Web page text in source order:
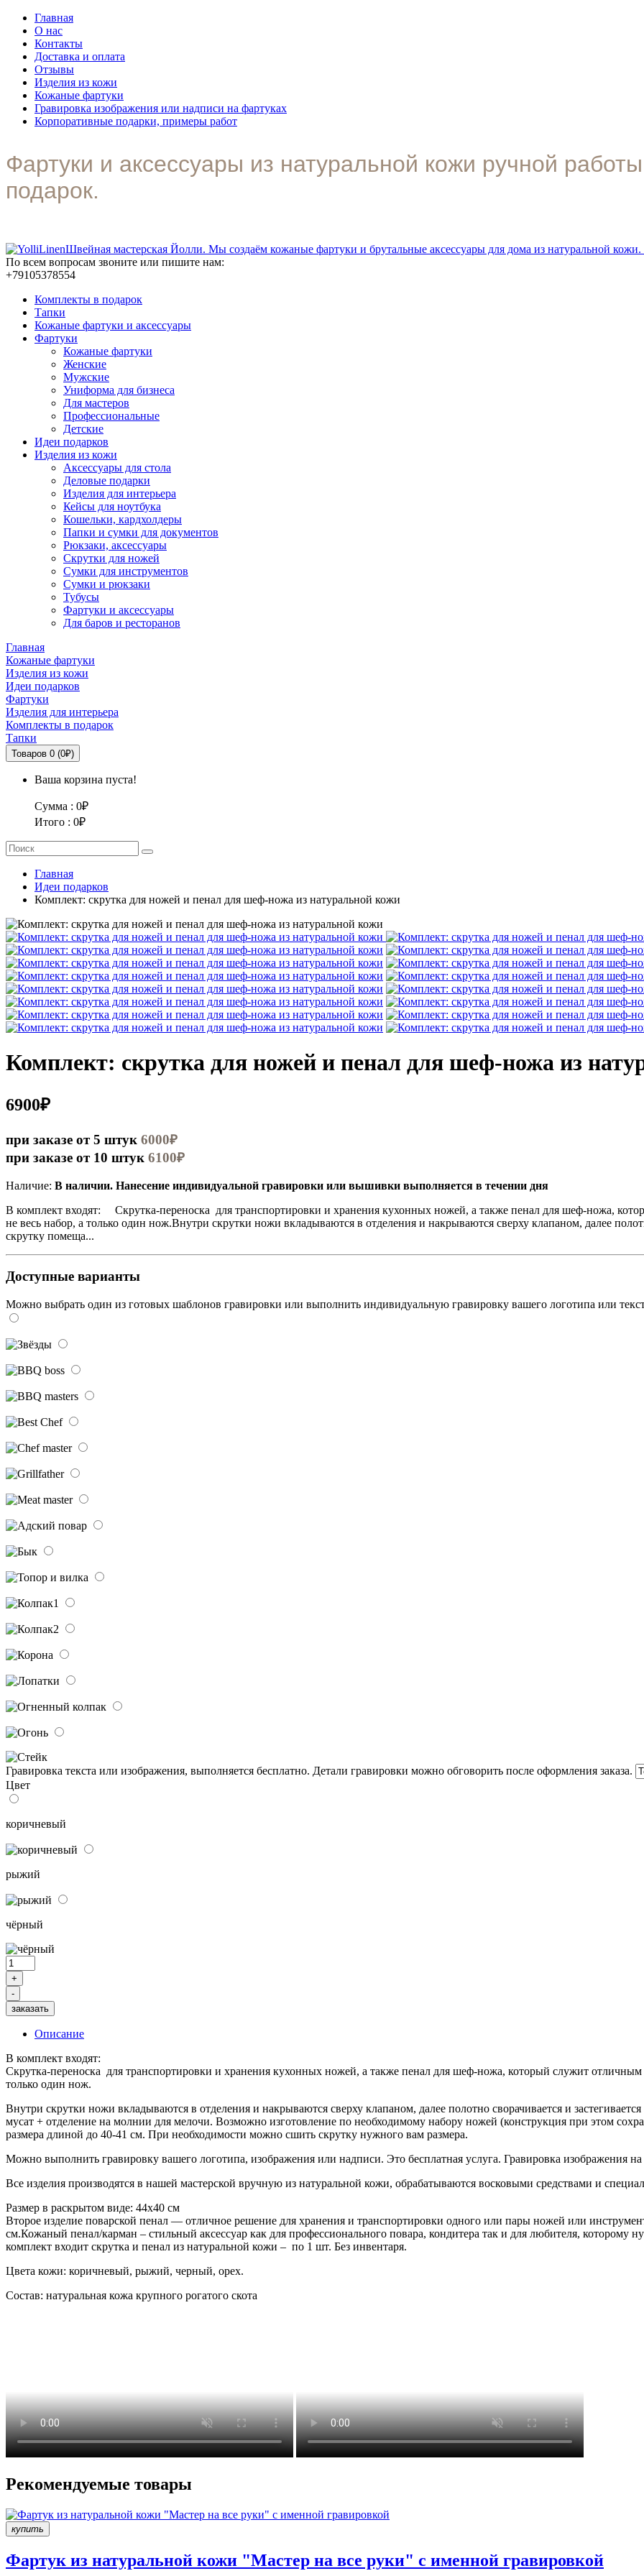
Главная
О нас
Контакты
Доставка и оплата
Отзывы
Изделия из кожи
Кожаные фартуки
Гравировка изображения или надписи на фартуках
Корпоративные подарки, примеры работ
Фартуки и аксессуары из натуральной кожи ручной
подарок.
Швейная мастерская Йолли. Мы создаём кожаные фартуки и брутальные аксессуары для дома из натуральной
По всем вопросам звоните или пишите нам:
+79105378554
Комплекты в подарок
Тапки
Кожаные фартуки и аксессуары
Фартуки
Кожаные фартуки
Женские
Мужские
Униформа для бизнеса
Для мастеров
Профессиональные
Детские
Идеи подарков
Изделия из кожи
Аксессуары для стола
Деловые подарки
Изделия для интерьера
Кейсы для ноутбука
Кошельки, кардхолдеры
Папки и сумки для документов
Рюкзаки, аксессуары
Скрутки для ножей
Сумки для инструментов
Сумки и рюкзаки
Тубусы
Фартуки и аксессуары
Для баров и ресторанов
Главная
Кожаные фартуки
Изделия из кожи
Идеи подарков
Фартуки
Изделия для интерьера
Комплекты в подарок
Тапки
Товаров 0 (0₽)
Ваша корзина пуста!
Сумма : 0₽
Итого : 0₽
Главная
Идеи подарков
Комплект: скрутка для ножей и пенал для шеф-ножа из натуральной кожи
Комплект: скрутка для ножей и пенал для шеф-ножа из
6900₽
при заказе от 5 штук 6000₽
при заказе от 10 штук 6100₽
Наличие: В наличии. Нанесение индивидуальной гравировки или вышивки выполняется в течении дня
В комплект входят: Скрутка-переноска для транспортировки и хранения кухонных ножей, а также пенал для шеф-ножа,
не весь набор, а только один нож.Внутри скрутки ножи вкладываются в отделения и накрываются сверху клапаном, далее
скрутку помеща...
Доступные варианты
Можно выбрать один из готовых шаблонов гравировки или выполнить индивидуальную гравировку вашего логотипа или
Гравировка текста или изображения, выполняется бесплатно. Детали гравировки можно обговорить после оформления заказа.
Цвет
коричневый
рыжий
чёрный
заказать
Описание
В комплект входят:
Скрутка-переноска для транспортировки и хранения кухонных ножей, а также пенал для шеф-ножа, который служит отличным
только один нож.
Внутри скрутки ножи вкладываются в отделения и накрываются сверху клапаном, далее полотно сворачивается и
мусат + отделение на молнии для мелочи. Возможно изготовление по необходимому набору ножей (конструкция при этом
размера длиной до 40-41 см. При необходимости можно сшить скрутку нужного вам размера.
Можно выполнить гравировку вашего логотипа, изображения или надписи. Это бесплатная услуга. Гравировка изображения
Все изделия производятся в нашей мастерской вручную из натуральной кожи, обрабатываются восковыми средствами и
Размер в раскрытом виде: 44х40 см
Второе изделие поварской пенал — отличное решение для хранения и транспортировки одного или пары ножей или
см.Кожаный пенал/карман – стильный аксессуар как для профессионального повара, кондитера так и для любителя, которому
комплект входит скрутка и пенал из натуральной кожи – по 1 шт. Без инвентаря.
Цвета кожи: коричневый, рыжий, черный, орех.
Состав: натуральная кожа крупного рогатого скота
Рекомендуемые товары
купить
Фартук из натуральной кожи "Мастер на все руки" с именной гравировкой